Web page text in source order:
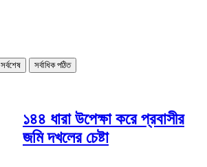
সর্বশেষ সর্বাধিক পঠিত
১৪৪ ধারা উপেক্ষা করে প্রবাসীর
জমি দখলের চেষ্টা